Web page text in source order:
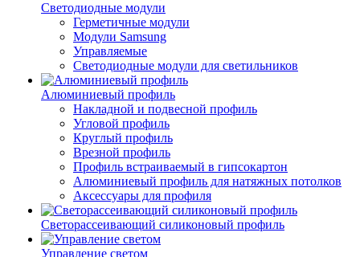
Светодиодные модули
Герметичные модули
Модули Samsung
Управляемые
Светодиодные модули для светильников
Алюминиевый профиль
Накладной и подвесной профиль
Угловой профиль
Круглый профиль
Врезной профиль
Профиль встраиваемый в гипсокартон
Алюминиевый профиль для натяжных потолков
Аксессуары для профиля
Светорассеивающий силиконовый профиль
Управление светом